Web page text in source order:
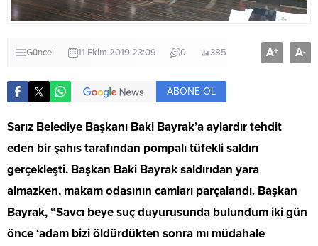
Güncel 11 Ekim 2019 23:09 0 385 A+ A-
ABONE OL
Sarız Belediye Başkanı Baki Bayrak’a aylardır tehdit
eden bir şahıs tarafından pompalı tüfekli saldırı
gerçekleşti. Başkan Baki Bayrak saldırıdan yara
almazken, makam odasının camları parçalandı. Başkan
Bayrak, “Savcı beye suç duyurusunda bulundum iki gün
önce ‘adam bizi öldürdükten sonra mı müdahale